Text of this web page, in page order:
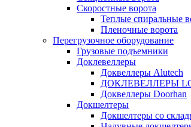
Скоростные ворота
Теплые спиральные
Пленочные ворота
Перегрузочное оборудование
Грузовые подъемники
Доклевеллеры
Доквеллеры Alutech
ДОКЛЕВЕЛЛЕРЫ
Доквеллеры Doorhan
Докшелтеры
Докшелтеры со